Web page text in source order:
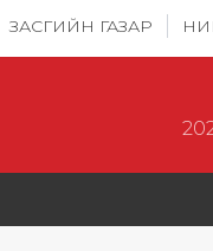
ЗАСГИЙН ГАЗАР